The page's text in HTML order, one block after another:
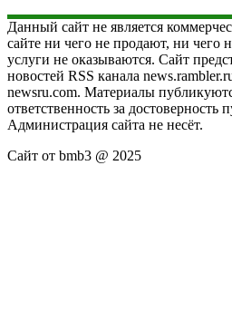
Данный сайт не является
сайте ни чего не продают, ни чего
услуги не оказываются. Сайт
новостей RSS канала
newsru.com. Материалы
ответственность за достоверность
Администрация сайта не несёт.
Сайт от bmb3 @ 2025